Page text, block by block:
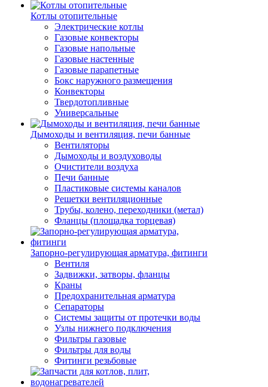
Котлы отопительные
Электрические котлы
Газовые конвекторы
Газовые напольные
Газовые настенные
Газовые парапетные
Бокс наружного размещения
Конвекторы
Твердотопливные
Универсальные
Дымоходы и вентиляция, печи банные
Вентиляторы
Дымоходы и воздуховоды
Очистители воздуха
Печи банные
Пластиковые системы каналов
Решетки вентиляционные
Трубы, колено, переходники (метал)
Фланцы (площадка торцевая)
Запорно-регулирующая арматура, фитинги
Вентиля
Задвижки, затворы, фланцы
Краны
Предохранительная арматура
Сепараторы
Системы защиты от протечки воды
Узлы нижнего подключения
Фильтры газовые
Фильтры для воды
Фитинги резьбовые